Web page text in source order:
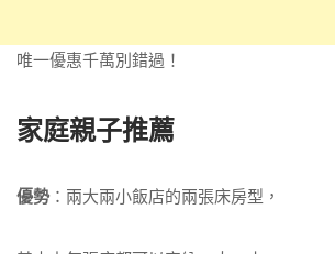
唯一優惠千萬別錯過！
家庭親子推薦
優勢：兩大兩小飯店的兩張床房型，